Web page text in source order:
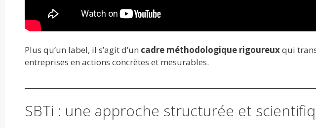
Plus qu’un label, il s’agit d’un cadre méthodologique rigoureuxqui
entreprises en actions concrètes et mesurables.
SBTi : une approche structurée et